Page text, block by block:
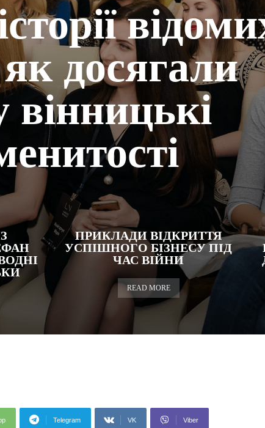
досягали
вінницькі
ПРИКЛАДИ ВІДКРИТТЯ
УСПІШНОГО БІЗНЕСУ ПІД
ЧАС ВІЙНИ
READ MORE
Telegram VK Viber